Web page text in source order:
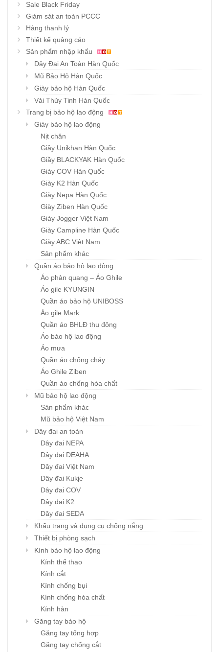
Sale Black Friday
Giám sát an toàn PCCC
Hàng thanh lý
Thiết kế quảng cáo
Sản phẩm nhập khẩu
Dây Đai An Toàn Hàn Quốc
Mũ Bảo Hộ Hàn Quốc
Giày bảo hộ Hàn Quốc
Vải Thủy Tinh Hàn Quốc
Trang bị bảo hộ lao động
Giày bảo hộ lao động
Nịt chân
Giầy Unikhan Hàn Quốc
Giầy BLACKYAK Hàn Quốc
Giày COV Hàn Quốc
Giày K2 Hàn Quốc
Giày Nepa Hàn Quốc
Giày Ziben Hàn Quốc
Giày Jogger Việt Nam
Giày Campline Hàn Quốc
Giày ABC Việt Nam
Sản phẩm khác
Quần áo bảo hộ lao động
Áo phản quang – Áo Ghile
Áo gile KYUNGIN
Quần áo bảo hộ UNIBOSS
Áo gile Mark
Quần áo BHLĐ thu đông
Áo bảo hộ lao động
Áo mưa
Quần áo chống cháy
Áo Ghile Ziben
Quần áo chống hóa chất
Mũ bảo hộ lao động
Sản phẩm khác
Mũ bảo hộ Việt Nam
Dây đai an toàn
Dây đai NEPA
Dây đai DEAHA
Dây đai Việt Nam
Dây đai Kukje
Dây đai COV
Dây đai K2
Dây đai SEDA
Khẩu trang và dụng cụ chống nắng
Thiết bị phòng sạch
Kính bảo hộ lao động
Kính thể thao
Kính cắt
Kính chống bụi
Kính chống hóa chất
Kính hàn
Găng tay bảo hộ
Găng tay tổng hợp
Găng tay chống cắt